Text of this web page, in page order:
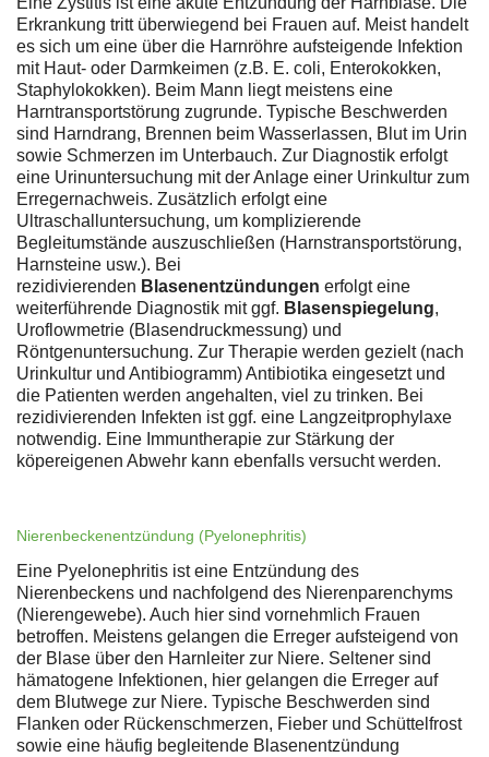
Erkrankung tritt überwiegend bei Frauen auf. Meist handelt
es sich um eine über die Harnröhre aufsteigende Infektion
mit Haut- oder Darmkeimen (z.B. E. coli, Enterokokken,
Staphylokokken). Beim Mann liegt meistens eine
Harntransportstörung zugrunde. Typische Beschwerden
sind Harndrang, Brennen beim Wasserlassen, Blut im Urin
sowie Schmerzen im Unterbauch. Zur Diagnostik erfolgt
eine Urinuntersuchung mit der Anlage einer Urinkultur zum
Erregernachweis. Zusätzlich erfolgt eine
Ultraschalluntersuchung, um komplizierende
Begleitumstände auszuschließen (Harnstransportstörung,
Harnsteine usw.). Bei
rezidivierenden Blasenentzündungen erfolgt eine
weiterführende Diagnostik mit ggf. Blasenspiegelung,
Uroflowmetrie (Blasendruckmessung) und
Röntgenuntersuchung. Zur Therapie werden gezielt (nach
Urinkultur und Antibiogramm) Antibiotika eingesetzt und
die Patienten werden angehalten, viel zu trinken. Bei
rezidivierenden Infekten ist ggf. eine Langzeitprophylaxe
notwendig. Eine Immuntherapie zur Stärkung der
köpereigenen Abwehr kann ebenfalls versucht werden.
Nierenbeckenentzündung (Pyelonephritis)
Eine Pyelonephritis ist eine Entzündung des
Nierenbeckens und nachfolgend des Nierenparenchyms
(Nierengewebe). Auch hier sind vornehmlich Frauen
betroffen. Meistens gelangen die Erreger aufsteigend von
der Blase über den Harnleiter zur Niere. Seltener sind
hämatogene Infektionen, hier gelangen die Erreger auf
dem Blutwege zur Niere. Typische Beschwerden sind
Flanken oder Rückenschmerzen, Fieber und Schüttelfrost
sowie eine häufig begleitende Blasenentzündung